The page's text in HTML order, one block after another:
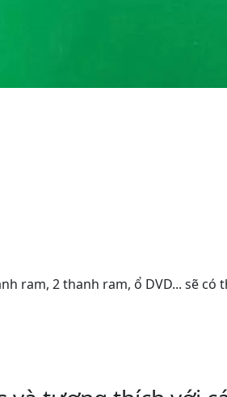
ram, 2 thanh ram, ổ DVD... sẽ có